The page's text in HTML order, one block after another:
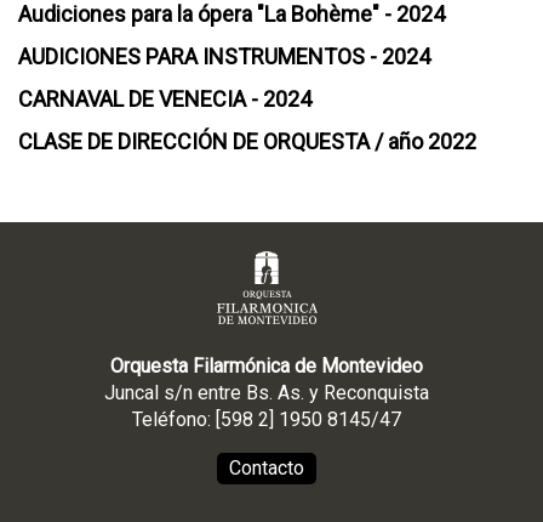
Audiciones para la ópera "La Bohème" - 2024
AUDICIONES PARA INSTRUMENTOS - 2024
CARNAVAL DE VENECIA - 2024
CLASE DE DIRECCIÓN DE ORQUESTA / año 2022
Orquesta Filarmónica de Montevideo
Juncal s/n entre Bs. As. y Reconquista
Teléfono: [598 2] 1950 8145/47
Contacto